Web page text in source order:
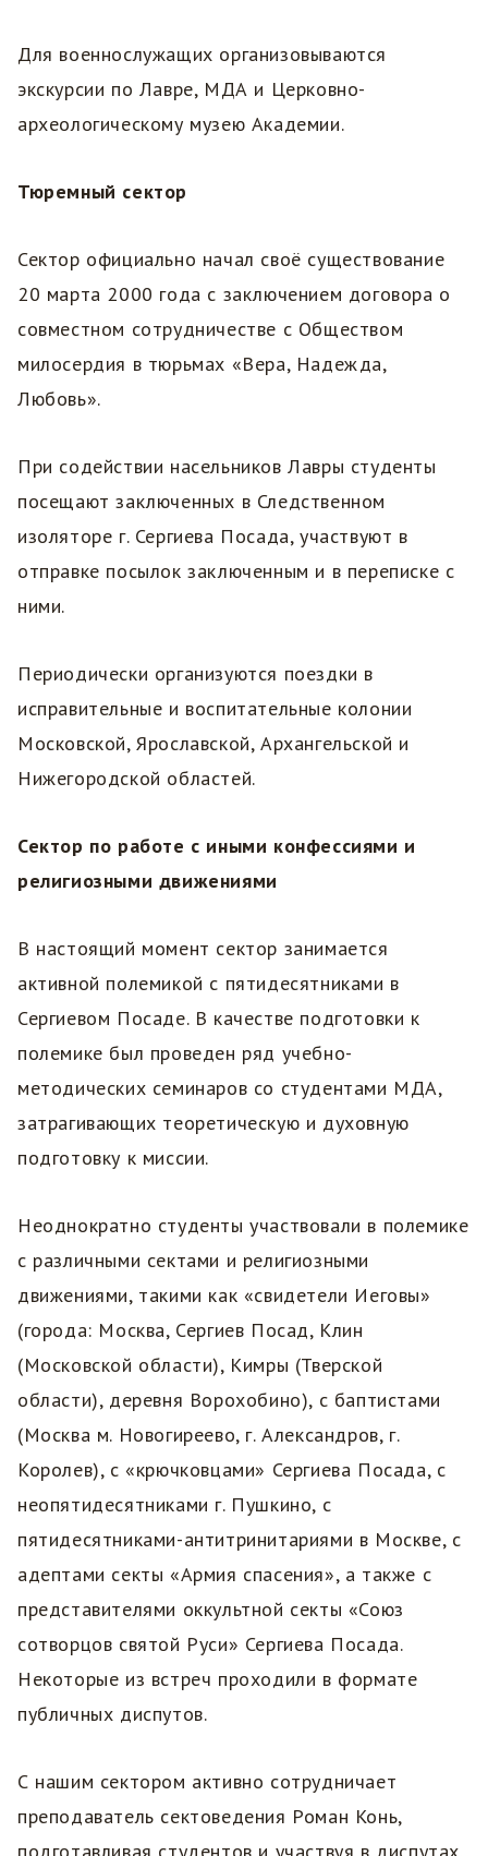
Для военнослужащих организовываются
экскурсии по Лавре, МДА и Церковно-
археологическому музею Академии.
Тюремный сектор
Сектор официально начал своё существование
20 марта 2000 года с заключением договора о
совместном сотрудничестве с Обществом
милосердия в тюрьмах «Вера, Надежда,
Любовь».
При содействии насельников Лавры студенты
посещают заключенных в Следственном
изоляторе г. Сергиева Посада, участвуют в
отправке посылок заключенным и в переписке с
ними.
Периодически организуются поездки в
исправительные и воспитательные колонии
Московской, Ярославской, Архангельской и
Нижегородской областей.
Сектор по работе с иными конфессиями и
религиозными движениями
В настоящий момент сектор занимается
активной полемикой с пятидесятниками в
Сергиевом Посаде. В качестве подготовки к
полемике был проведен ряд учебно-
методических семинаров со студентами МДА,
затрагивающих теоретическую и духовную
подготовку к миссии.
Неоднократно студенты участвовали в полемике
с различными сектами и религиозными
движениями, такими как «свидетели Иеговы»
(города: Москва, Сергиев Посад, Клин
(Московской области), Кимры (Тверской
области), деревня Ворохобино), с баптистами
(Москва м. Новогиреево, г. Александров, г.
Королев), с «крючковцами» Сергиева Посада, с
неопятидесятниками г. Пушкино, с
пятидесятниками-антитринитариями в Москве, с
адептами секты «Армия спасения», а также с
представителями оккультной секты «Союз
сотворцов святой Руси» Сергиева Посада.
Некоторые из встреч проходили в формате
публичных диспутов.
С нашим сектором активно сотрудничает
преподаватель сектоведения Роман Конь,